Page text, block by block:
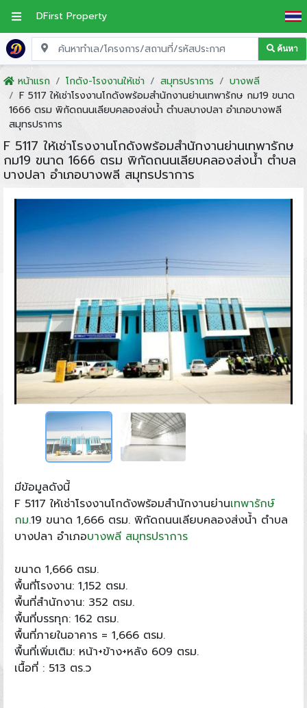
DFirst Property
ค้นหา
หน้าแรก โกดัง-โรงงานให้เช่า สมุทรปราการ
บางพลี
F 5117 ให้เช่าโรงงานโกดังพร้อมสำนักงานย่านเทพารักษ กม19 ขนาด
1666 ตรม พิกัดถนนเลียบคลองส่งน้ำ ตำบลบางปลา อำเภอบางพลี
สมุทรปราการ
F 5117 ให้เช่าโรงงานโกดังพร้อมสำนักงานย่านเทพารักษ
กม19 ขนาด 1666 ตรม พิกัดถนนเลียบคลองส่งน้ำ ตำบล
บางปลา อำเภอบางพลี สมุทรปราการ
มีข้อมูลดังนี้
F 5117 ให้เช่าโรงงานโกดังพร้อมสำนักงานย่านเทพารักษ์
กม.19 ขนาด 1,666 ตรม. พิกัดถนนเลียบคลองส่งน้ำ ตำบล
บางปลา อำเภอบางพลี สมุทรปราการ
ขนาด 1,666 ตรม.
พื้นที่โรงงาน: 1,152 ตรม.
พื้นที่สำนักงาน: 352 ตรม.
พื้นที่บรรทุก: 162 ตรม.
พื้นที่ภายในอาคาร = 1,666 ตรม.
พื้นที่เพิ่มเติม: หน้า+ข้าง+หลัง 609 ตรม.
เนื้อที่ : 513 ตร.ว